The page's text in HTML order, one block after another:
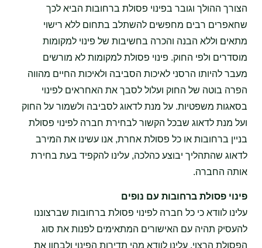
הצורך ההולך וגובר בפינוי פסולת ברחובות הביא לכך
שחאפרים רבים מחפשים להשתלב בתחום ללא רישוי
מתאים וללא הבנה והכרה בחשיבות של פינוי למקומות
מוסדרים ולפי החוק. פינוי פסולת למקומות לא מורשים
מעבר להיותו הרסני לאיכות הסביבה ולאיכות החיים מהווה
הפרה בוטה של החוק ועלול לסבך את האחראים לפינוי
בסאגות משפטיות. על מנת לדאוג לסביבה ולשמור על החוק
ועל מנת לדאוג שבכל הקשור לבחירת חברה לפינוי פסולת
בניין ברחובות או כל פסולת אחרת, אנו עשינו את המירב
לדאוג שהתהליך יבוצע כהלכה, עלינו להקפיד בעת בחירת
אותה החברה.
פינוי פסולת ברחובות עם נופים
עלינו לוודא כי כל חברה לפינוי פסולת ברחובות שברצוננו
להעסיק תהיה עם האישורים המתאימים לפנות את סוג
הפסולת הרצוי, עלינו לוודא מהי תדירות הפינוי ולבחון את